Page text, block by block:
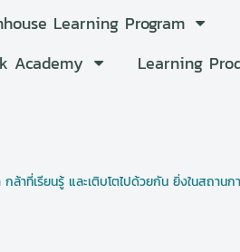
Learning Program
Academy Learning
ที่เรียนรู้ และเติบโตไปด้วยกัน ยิ่งในสถาน